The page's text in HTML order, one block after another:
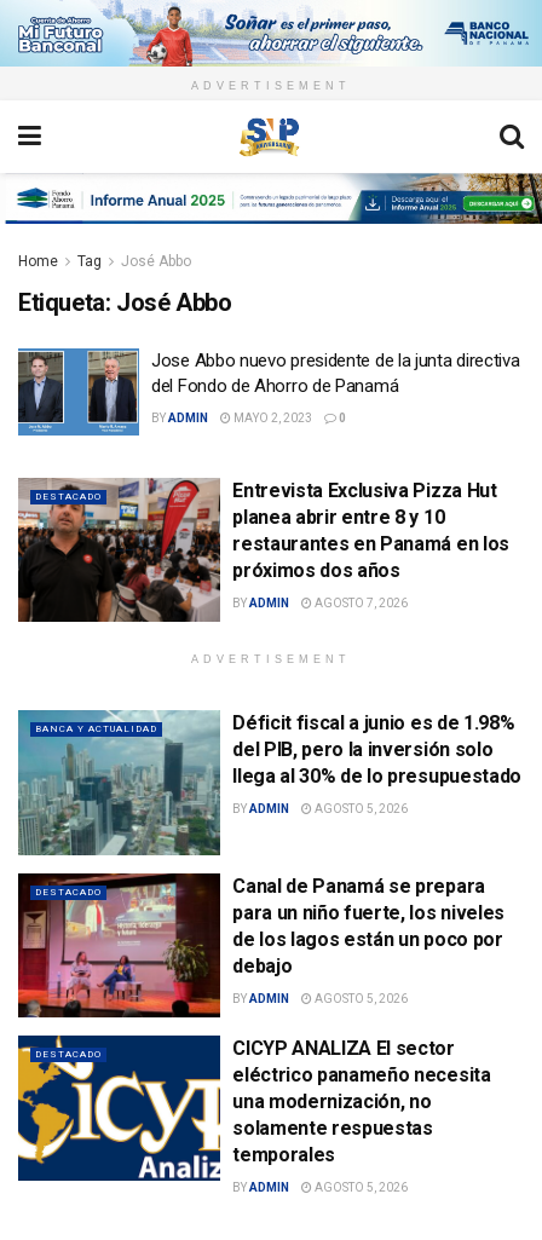
ADVERTISEMENT
Home Tag José Abbo
Etiqueta: José Abbo
Jose Abbo nuevo presidente de la junta directiva
del Fondo de Ahorro de Panamá
BYADMIN MAYO 2, 2023 0
DESTACADO
Entrevista Exclusiva Pizza Hut
planea abrir entre 8 y 10
restaurantes en Panamá en los
próximos dos años
BYADMIN AGOSTO 7, 2026
ADVERTISEMENT
BANCA Y ACTUALIDAD
Déficit fiscal a junio es de 1.98%
del PIB, pero la inversión solo
llega al 30% de lo presupuestado
BYADMIN AGOSTO 5, 2026
DESTACADO
Canal de Panamá se prepara
para un niño fuerte, los niveles
de los lagos están un poco por
debajo
BYADMIN AGOSTO 5, 2026
DESTACADO
CICYP ANALIZA El sector
eléctrico panameño necesita
una modernización, no
solamente respuestas
temporales
BYADMIN AGOSTO 5, 2026